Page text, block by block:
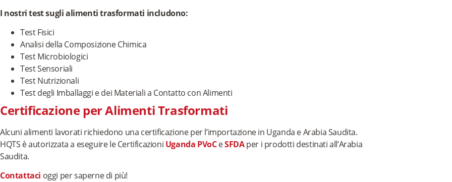
I nostri test sugli alimenti trasformati includono:
Test Fisici
Analisi della Composizione Chimica
Test Microbiologici
Test Sensoriali
Test Nutrizionali
Test degli Imballaggi e dei Materiali a Contatto con Alimenti
Certificazione per Alimenti Trasformati
Alcuni alimenti lavorati richiedono una certificazione per l’importazione in Uganda e Arabia Saudita.
HQTS è autorizzata a eseguire le Certificazioni Uganda PVoCeSFDAper i prodotti destinati all’Arabia
Saudita.
Contattaci oggi per saperne di più!